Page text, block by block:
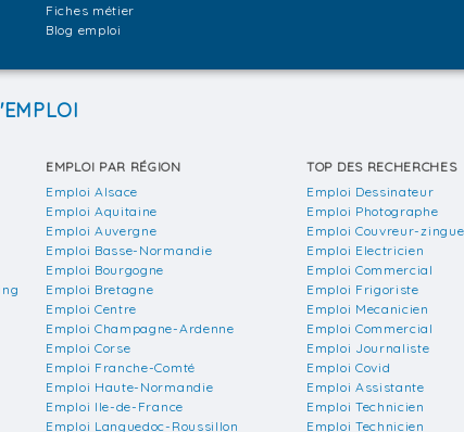
Fiches métier
Blog emploi
EMPLOI PAR RÉGION
Emploi Alsace
Emploi Aquitaine
Emploi Auvergne
Emploi Basse-Normandie
Emploi Bourgogne
Emploi Bretagne
Emploi Centre
Emploi Champagne-Ardenne
Emploi Corse
Emploi Franche-Comté
Emploi Haute-Normandie
Emploi Ile-de-France
Emploi Languedoc-Roussillon
TOP DES RECHERCHES
Emploi Dessinateur
Emploi Photographe
Emploi Couvreur-
Emploi Electricien
Emploi Commercial
Emploi Frigoriste
Emploi Mecanicien
Emploi Commercial
Emploi Journaliste
Emploi Covid
Emploi Assistante
Emploi Technicien
Emploi Technicien